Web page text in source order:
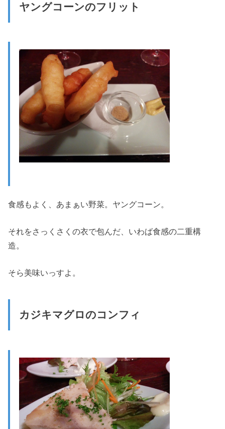
ヤングコーンのフリット
食感もよく、あまぁい野菜。ヤングコーン。
それをさっくさくの衣で包んだ、いわば食感の二重構
造。
そら美味いっすよ。
カジキマグロのコンフィ